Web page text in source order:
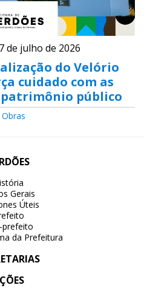
de julho de 2026
do Velório
cuidado com as
público
Gerais
Úteis
prefeito
da Prefeitura